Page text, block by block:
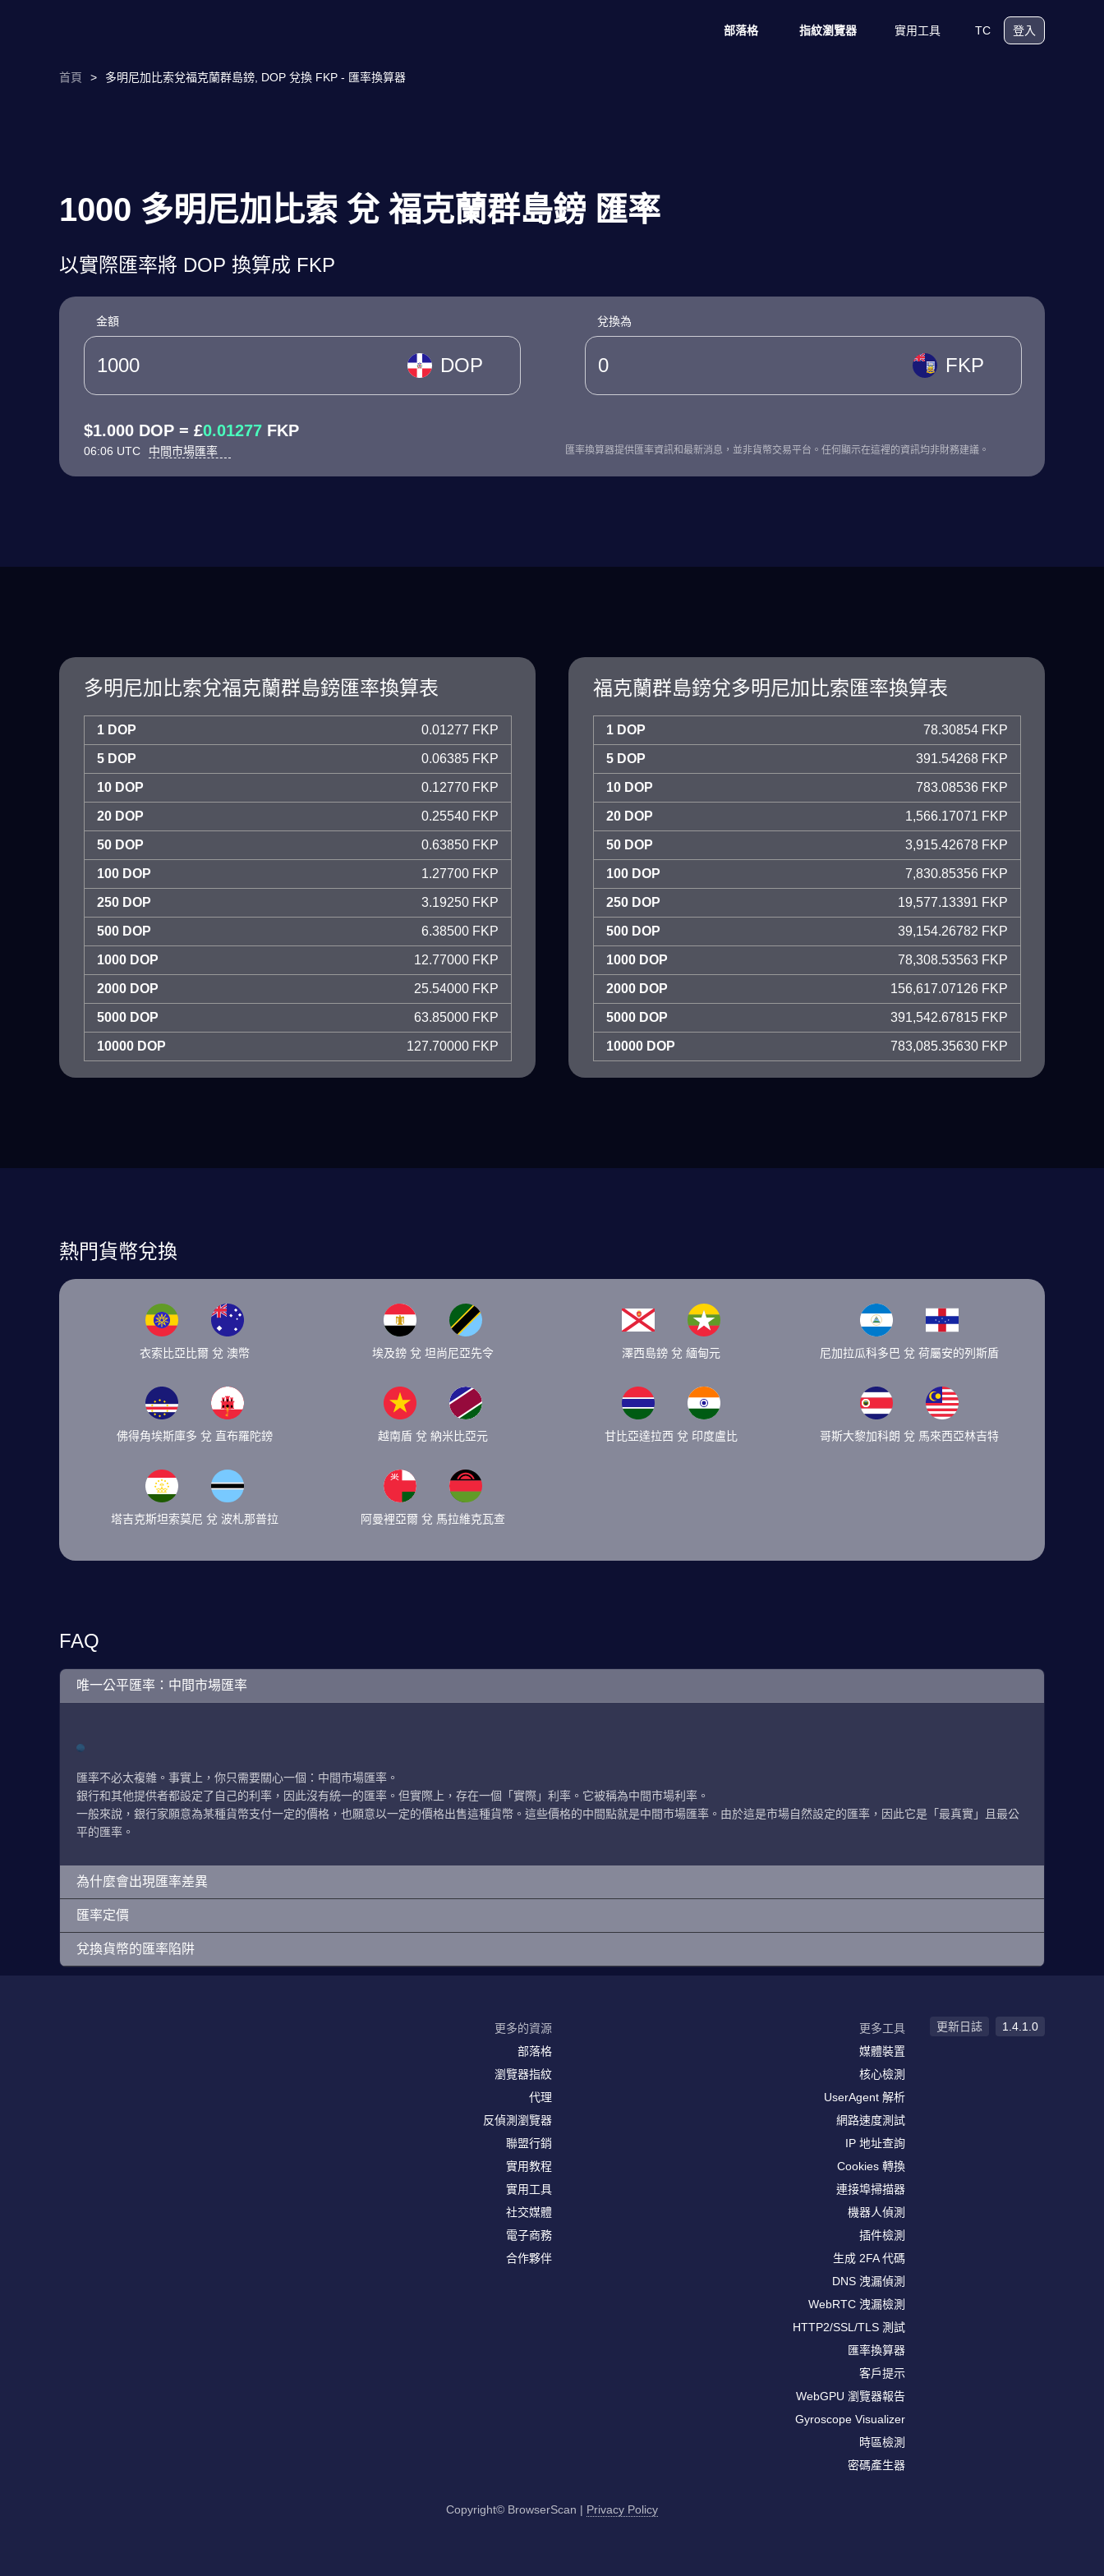
部落格 指紋瀏覽器 實用工具 TC 登入
首頁 > 多明尼加比索兌福克蘭群島鎊, DOP 兌換 FKP - 匯率換算器
1000 多明尼加比索 兌 福克蘭群島鎊 匯率
以實際匯率將 DOP 換算成 FKP
金額
DOP
兌換為
FKP
$1.000 DOP = £0.01277 FKP
06:06 UTC 中間市場匯率 匯率換算器提供匯率資訊和最新消息，並非貨幣交易平台。任何顯示在這裡的資訊均非財務建議。
多明尼加比索兌福克蘭群島鎊匯率換算表
1 DOP 0.01277 FKP
5 DOP 0.06385 FKP
10 DOP 0.12770 FKP
20 DOP 0.25540 FKP
50 DOP 0.63850 FKP
100 DOP 1.27700 FKP
250 DOP 3.19250 FKP
500 DOP 6.38500 FKP
1000 DOP 12.77000 FKP
2000 DOP 25.54000 FKP
5000 DOP 63.85000 FKP
10000 DOP 127.70000 FKP
福克蘭群島鎊兌多明尼加比索匯率換算表
1 DOP 78.30854 FKP
5 DOP 391.54268 FKP
10 DOP 783.08536 FKP
20 DOP 1,566.17071 FKP
50 DOP 3,915.42678 FKP
100 DOP 7,830.85356 FKP
250 DOP 19,577.13391 FKP
500 DOP 39,154.26782 FKP
1000 DOP 78,308.53563 FKP
2000 DOP 156,617.07126 FKP
5000 DOP 391,542.67815 FKP
10000 DOP 783,085.35630 FKP
熱門貨幣兌換
衣索比亞比爾 兌 澳幣 埃及鎊 兌 坦尚尼亞先令 澤西島鎊 兌 緬甸元 尼加拉瓜科多巴 兌 荷屬安的列斯盾
佛得角埃斯庫多 兌 直布羅陀鎊 越南盾 兌 納米比亞元 甘比亞達拉西 兌 印度盧比 哥斯大黎加科朗 兌 馬來西亞林吉特
塔吉克斯坦索莫尼 兌 波札那普拉 阿曼裡亞爾 兌 馬拉維克瓦查
FAQ
唯一公平匯率：中間市場匯率
匯率不必太複雜。事實上，你只需要關心一個：中間市場匯率。
銀行和其他提供者都設定了自己的利率，因此沒有統一的匯率。但實際上，存在一個「實際」利率。它被稱為中間市場利率。
一般來說，銀行家願意為某種貨幣支付一定的價格，也願意以一定的價格出售這種貨幣。這些價格的中間點就是中間市場匯率。由於這是市場自然設定的匯率，因此它是「最真實」且最公
平的匯率。
為什麼會出現匯率差異
匯率定價
兌換貨幣的匯率陷阱
更多的資源
部落格
瀏覽器指紋
代理
反偵測瀏覽器
聯盟行銷
實用教程
實用工具
社交媒體
電子商務
合作夥伴
更多工具
媒體裝置
核心檢測
UserAgent 解析
網路速度測試
IP 地址查詢
Cookies 轉換
連接埠掃描器
機器人偵測
插件檢測
生成 2FA 代碼
DNS 洩漏偵測
WebRTC 洩漏檢測
HTTP2/SSL/TLS 測試
匯率換算器
客戶提示
WebGPU 瀏覽器報告
Gyroscope Visualizer
時區檢測
密碼產生器
更新日誌 1.4.1.0
Copyright© BrowserScan | Privacy Policy